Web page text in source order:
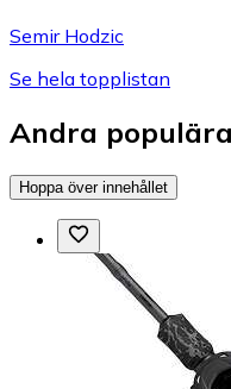
Semir Hodzic
Se hela topplistan
Andra
Hoppa över innehållet